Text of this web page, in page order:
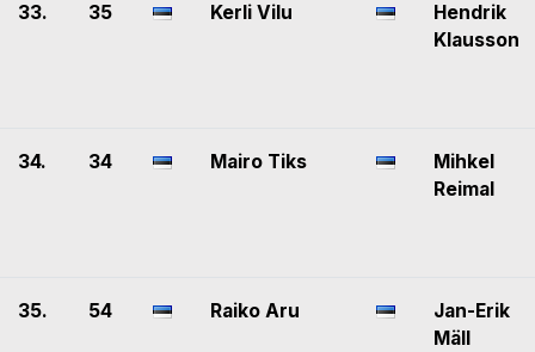
33. 35 Kerli Vilu
Hendrik
Klausson
34. 34 Mairo Tiks
Mihkel
Reimal
35. 54 Raiko Aru
Jan-Erik
Mäll